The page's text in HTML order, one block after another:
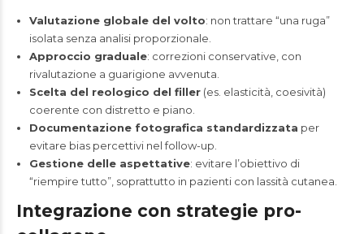
Valutazione globale del volto: non trattare “una ruga”
isolata senza analisi proporzionale.
Approccio graduale: correzioni conservative, con
rivalutazione a guarigione avvenuta.
Scelta del reologico del filler(es. elasticità, coesività)
coerente con distretto e piano.
Documentazione fotografica standardizzata per
evitare bias percettivi nel follow-up.
Gestione delle aspettative: evitare l’obiettivo di
“riempire tutto”, soprattutto in pazienti con lassità cutanea.
Integrazione con strategie pro-